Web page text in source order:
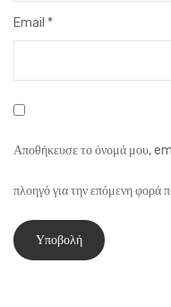
Email *
Αποθήκευσε το όνομά μου,
πλοηγό για την επόμενη φορά